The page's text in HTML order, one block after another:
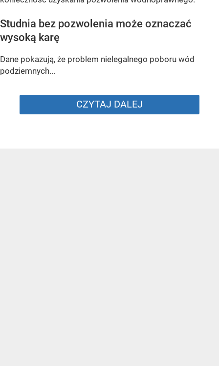
Studnia bez pozwolenia może oznaczać
wysoką karę
Dane pokazują, że problem nielegalnego poboru wód
podziemnych...
CZYTAJ DALEJ